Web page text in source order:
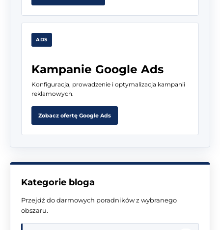
ADS
Kampanie Google Ads
Konfiguracja, prowadzenie i optymalizacja kampanii
reklamowych.
Zobacz ofertę Google Ads
Kategorie bloga
Przejdź do darmowych poradników z wybranego
obszaru.